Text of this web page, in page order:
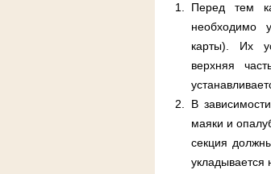
Перед тем
необходимо
карты). Их
верхняя
В
маяки и
секция
укладывается